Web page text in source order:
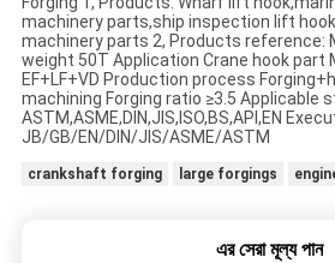
machinery parts,ship inspection lift
machinery parts 2, Products reference:
weight 50T Application Crane hook part
EF+LF+VD Production process
machining Forging ratio ≥3.5 Applicable
ASTM,ASME,DIN,JIS,ISO,BS,API,EN
JB/GB/EN/DIN/JIS/ASME/ASTM
crankshaft forging large forgings
এর সেরা মূল্য পান